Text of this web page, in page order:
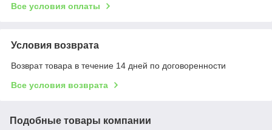
Все условия оплаты
Условия возврата
Возврат товара в течение 14 дней по договоренности
Все условия возврата
Подобные товары компании